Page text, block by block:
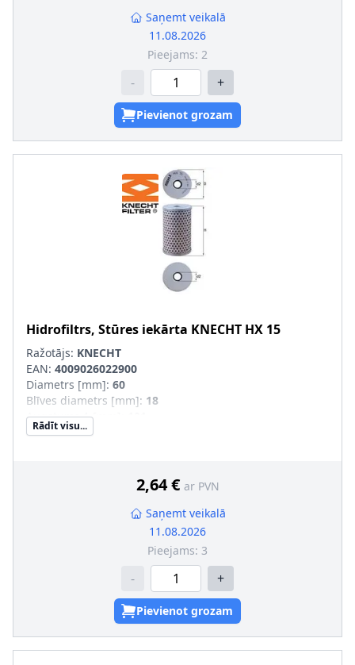
Saņemt veikalā
11.08.2026
Pieejams: 2
- +
Pievienot grozam
Hidrofiltrs, Stūres iekārta KNECHT HX 15
Ražotājs: KNECHT
EAN: 4009026022900
Diametrs [mm]: 60
Blīves diametrs [mm]: 18
Augstums 1 [mm]
Iepakojuma garums [cm]
Rādīt visu...
2,64 € ar PVN
Saņemt veikalā
11.08.2026
Pieejams: 3
- +
Pievienot grozam